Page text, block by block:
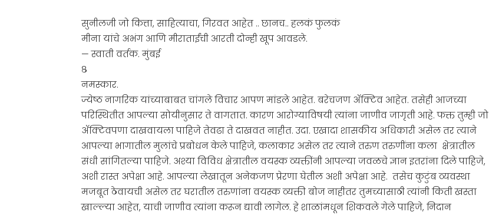
सुनीलजी जो कित्ता, साहित्याचा, गिरवत आहेत .. छानच.. हलकं फुलकं
मीना यांचे अभंग आणि मीराताईंची आरती दोन्ही खूप आवडले.
— स्वाती वर्तक. मुंबई
८
नमस्कार.
ज्येष्ठ नागरिक यांच्याबाबत चांगले विचार आपण मांडले आहेत. बरेचजण ॲक्टिव आहेत. तसेही आजच्या
परिस्थितीत आपल्या सोयीनुसार ते वागतात. कारण आरोग्याविषयी त्यांना जाणीव जागृती आहे. फक्त तुम्ही जो
ॲक्टिवपणा दाखवायला पाहिजे तेवढा ते दाखवत नाहीत. उदा. एखादा शासकीय अधिकारी असेल तर त्याने
आपल्या भागातील मुलांचे प्रबोधन केले पाहिजे, कलाकार असेल तर त्याने तरुण तरुणींना कला क्षेत्रातील
संधी सांगितल्या पाहिजे. अश्या विविध क्षेत्रातील वयस्क व्यक्तींनी आपल्या जवळचे ज्ञान इतरांना दिले पाहिजे,
अशी रास्त अपेक्षा आहे. आपल्या लेखातून अनेकजण प्रेरणा घेतील अशी अपेक्षा आहे. तसेच कुटुंब व्यवस्था
मजबूत ठेवायची असेल तर घरातील तरुणांना वयस्क व्यक्ती बोज नाहीतर तुमच्यासाठी त्यांनी किती खस्ता
खाल्ल्या आहेत, याची जाणीव त्यांना करून द्यावी लागेल. हे शाळांमधून शिकवले गेले पाहिजे, निदान